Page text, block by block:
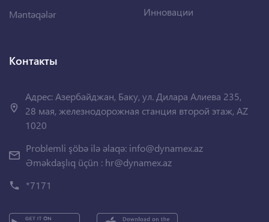
Məntəqələr
Инновации
Контакты
Адрес: Азербайджан, Баку, ул. Дилара Алиева 235,
28 мая, железнодорожная станция второй этаж, AZ
1020
Problemli şöbə ilə əlaqə: info@dynamex.az
Əməkdaşlıq üçün : hr@dynamex.az
*7171